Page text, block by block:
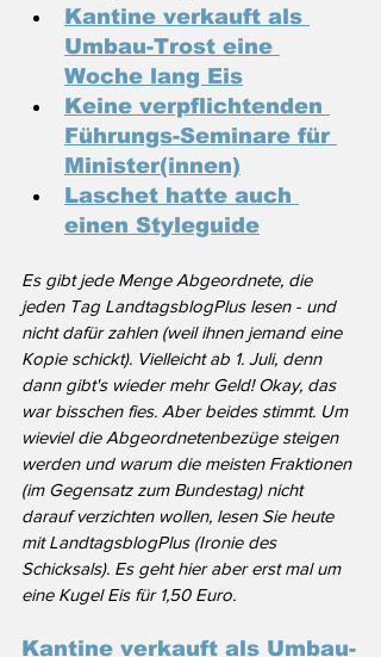
Kantine verkauft als
Umbau-Trost eine
Woche lang Eis
Keine verpflichtenden
Führungs-Seminare für
Minister(innen)
Laschet hatte auch
einen Styleguide
Es gibt jede Menge Abgeordnete, die
jeden Tag LandtagsblogPlus lesen - und
nicht dafür zahlen (weil ihnen jemand eine
Kopie schickt). Vielleicht ab 1. Juli, denn
dann gibt's wieder mehr Geld! Okay, das
war bisschen fies. Aber beides stimmt. Um
wieviel die Abgeordnetenbezüge steigen
werden und warum die meisten Fraktionen
(im Gegensatz zum Bundestag) nicht
darauf verzichten wollen, lesen Sie heute
mit LandtagsblogPlus (Ironie des
Schicksals). Es geht hier aber erst mal um
eine Kugel Eis für 1,50 Euro.
Kantine verkauft als Umbau-